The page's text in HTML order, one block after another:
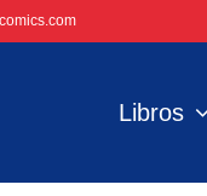
Libros